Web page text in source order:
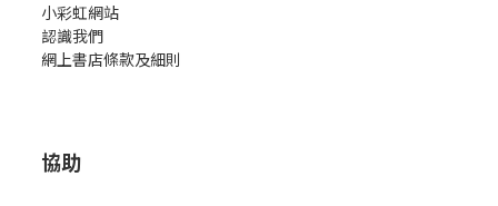
小彩虹網站
認識我們
網上書店條款及細則
協助